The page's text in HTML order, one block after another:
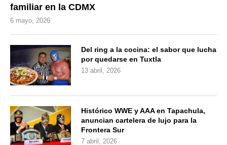
familiar en la CDMX
6 mayo, 2026
Del ring a la cocina: el sabor que lucha
por quedarse en Tuxtla
13 abril, 2026
Histórico WWE y AAA en Tapachula,
anuncian cartelera de lujo para la
Frontera Sur
7 abril, 2026